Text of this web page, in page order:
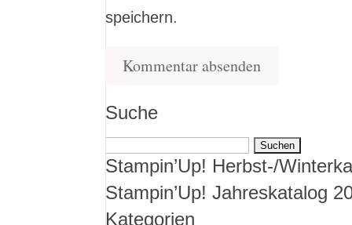
speichern.
Suche
Suchen
nach:
Stampin’Up! Herbst-/
Stampin’Up! Jahreskatalog
Kategorien